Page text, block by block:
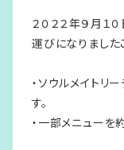
２０２２年９月１
運びになりました
・ソウルメイトリ
す。
・一部メニューを